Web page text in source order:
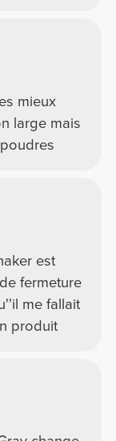
pour
mieux
large mais
est
fermeture
me fallait
produit